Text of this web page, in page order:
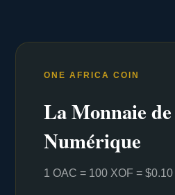
ONE AFRICA COIN
La Monnaie
Numérique
1 OAC = 100 XOF =